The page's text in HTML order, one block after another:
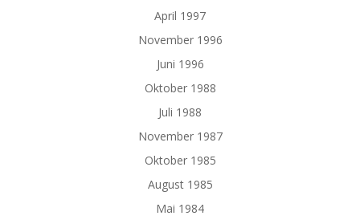
April 1997
November 1996
Juni 1996
Oktober 1988
Juli 1988
November 1987
Oktober 1985
August 1985
Mai 1984